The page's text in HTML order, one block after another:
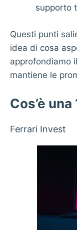
supporto
Questi punti
idea di cosa
approfondiamo
mantiene le
Cos’è una
Ferrari Invest